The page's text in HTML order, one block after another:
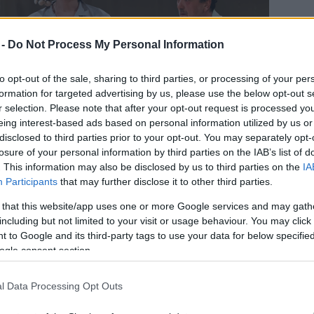
Do Not Process My Personal Information
opt-out of the sale, sharing to third parties, or processing of your
for targeted advertising by us, please use the below opt-out
selection. Please note that after your opt-out request is processed
interest-based ads based on personal information utilized by us
to third parties prior to your opt-out. You may separately
of your personal information by third parties on the IAB’s list of
This information may also be disclosed by us to third parties on the
Participants that may further disclose it to other third parties.
that this website/app uses one or more Google services and may
but not limited to your visit or usage behaviour. You may
to Google and its third-party tags to use your data for below
consent section.
Data Processing Opt Outs
Mészáros Csaba
testalkata izmos, termete szikár, arca
vezetékneve Quijada vagy Quesada volt